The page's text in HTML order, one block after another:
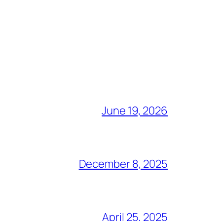
June 19, 2026
December 8, 2025
April 25, 2025